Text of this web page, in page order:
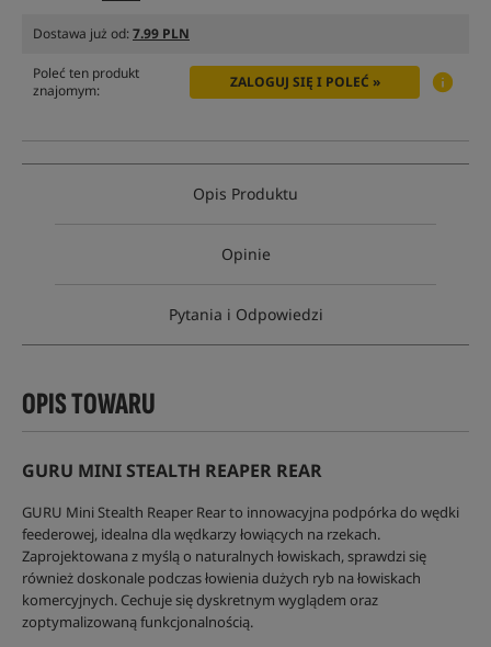
Dostawa już od:7.99 PLN
Poleć ten produkt
znajomym:
ZALOGUJ SIĘ I POLEĆ »
Opis Produktu
Opinie
Pytania i Odpowiedzi
OPIS TOWARU
GURU MINI STEALTH REAPER REAR
GURU Mini Stealth Reaper Rear to innowacyjna podpórka do wędki
feederowej, idealna dla wędkarzy łowiących na rzekach.
Zaprojektowana z myślą o naturalnych łowiskach, sprawdzi się
również doskonale podczas łowienia dużych ryb na łowiskach
komercyjnych. Cechuje się dyskretnym wyglądem oraz
zoptymalizowaną funkcjonalnością.